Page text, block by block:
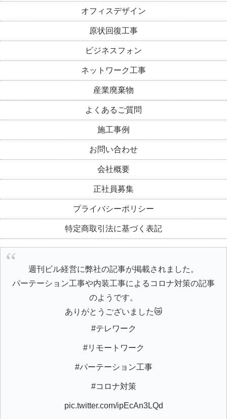
オフィスデザイン
原状回復工事
ビジネスフォン
ネットワーク工事
産業廃棄物
よくあるご質問
施工事例
お問い合わせ
会社概要
正社員募集
プライバシーポリシー
特定商取引法に基づく表記
週刊ビル経営に弊社の記事が掲載されました。
パーテーション工事や内装工事によるコロナ対策の記事
のようです。
ありがとうございました😿
#テレワーク
#リモートワーク
#パーテーション工事
#コロナ対策
pic.twitter.com/ipEcAn3LQd